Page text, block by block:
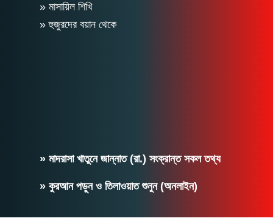
» মাসায়িল শিখি
» হুজুরদের বয়ান থেকে
» মাদরাসা খাতুনে জান্নাত (রা.) সংক্রান্ত সকল তথ্য
» কুরআন পড়ুন ও তিলাওয়াত শুনুন (অনলাইন)